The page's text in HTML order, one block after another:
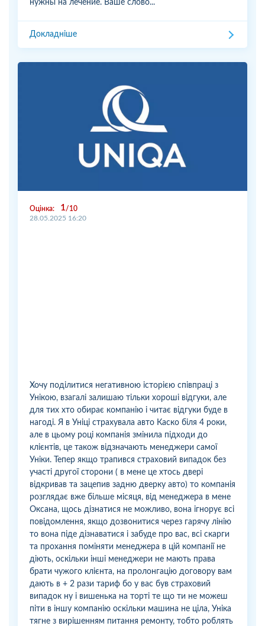
нужны на лечение. Ваше слово...
Докладніше
Оцінка: 1
10
28.05.2025 16:20
Хочу поділитися негативною історією співпраці з
Унікою, взагалі залишаю тільки хороші відгуки, але
для тих хто обирає компанію і читає відгуки буде в
нагоді. Я в Уніці страхувала авто Каско біля 4 роки,
але в цьому році компанія змінила підходи до
клієнтів, це також відзначають менеджери самої
Уніки. Тепер якщо трапився страховий випадок без
участі другої сторони ( в мене це хтось двері
відкривав та зацепив задню дверку авто) то компанія
розглядає вже більше місяця, від менеджера в мене
Оксана, щось дізнатися не можливо, вона ігнорує всі
повідомлення, якщо дозвонитися через гарячу лінію
то вона піде дізнаватися і забуде про вас, всі скарги
та прохання поміняти менеджера в цій компанії не
діють, оскільки інші менеджери не мають права
брати чужого клієнта, на пролонгацію договору вам
дають в + 2 рази тариф бо у вас був страховий
випадок ну і вишенька на торті те що ти не можеш
піти в іншу компанію оскільки машина не ціла, Уніка
тягне з вирішенням питання ремонту, тобто роблять